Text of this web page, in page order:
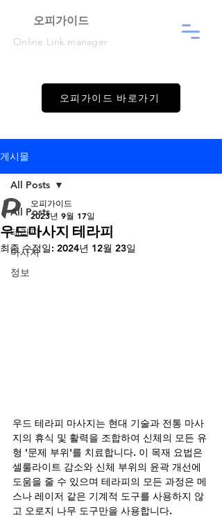
​오피가이드
Online Link manager
오피가이드 바로가기
게시물
All Posts
테라피
마사지
정보
All Posts
우드마사지 테라피
오피가이드
2023년 9월 17일
최종 수정일: 2024년 12월 23일
우드 테라피 마사지는 현대 기술과 전통 마사
지의 휴식 및 활력을 조합하여 신체의 모든 유
형 '문제 부위'를 치료합니다. 이 목재 요법은
셀룰라이트 감소와 신체 부위의 윤곽 개선에
도움을 줄 수 있으며 테라피의 모든 과정은 메
스나 레이저 같은 기계적 도구를 사용하지 않
고 오로지 나무 도구만을 사용합니다.